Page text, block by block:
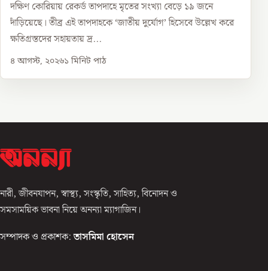
দক্ষিণ কোরিয়ায় রেকর্ড তাপদাহে মৃতের সংখ্যা বেড়ে ১৯ জনে
দাঁড়িয়েছে। তীব্র এই তাপদাহকে ‘জাতীয় দুর্যোগ’ হিসেবে উল্লেখ করে
ক্ষতিগ্রস্তদের সহায়তায় দ্র...
৪ আগস্ট, ২০২৬১ মিনিট পাঠ
নারী, জীবনযাপন, স্বাস্থ্য, সংস্কৃতি, সাহিত্য, বিনোদন ও
সমসাময়িক ভাবনা নিয়ে অনন্যা ম্যাগাজিন।
সম্পাদক ও প্রকাশক: তাসমিমা হোসেন